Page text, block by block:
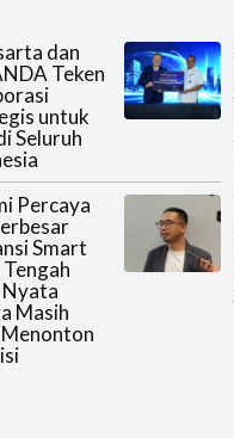
dan
Teken
untuk
Seluruh
Percaya
Smart
Masih